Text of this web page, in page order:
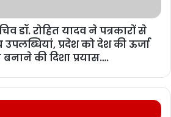
डॉ. रोहित यादव ने पत्रकारों से
प्रदेश को देश की ऊर्जा
बनाने की दिशा प्रयास….